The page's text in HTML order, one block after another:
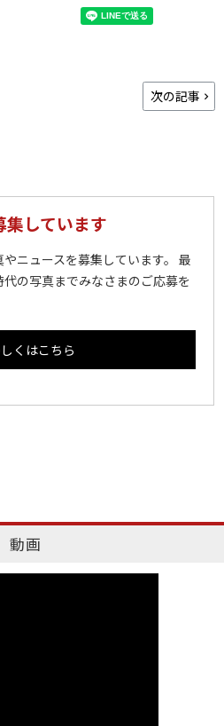
次の記事
しています
ニュースを募集しています。 最
の写真までみなさまのご応募を
くはこちら
動画